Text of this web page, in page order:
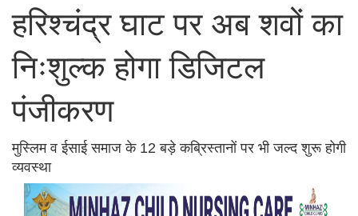
हरिश्चंद्र घाट पर अब शवों का
निःशुल्क होगा डिजिटल
पंजीकरण
मुस्लिम व ईसाई समाज के 12 बड़े कब्रिस्तानों पर भी जल्द शुरू होगी
व्यवस्था